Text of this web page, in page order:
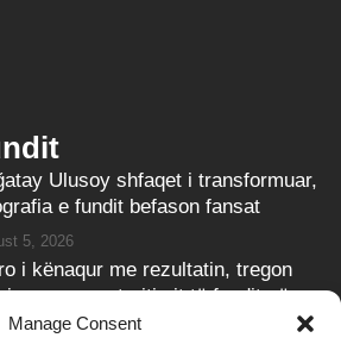
Manage Consent
Ulusoy shfaqet i transformuar,
e fundit befason fansat
5, 2026
i kënaqur me rezultatin, tregon
e re pas trajtimit të fundit në
Clinic’